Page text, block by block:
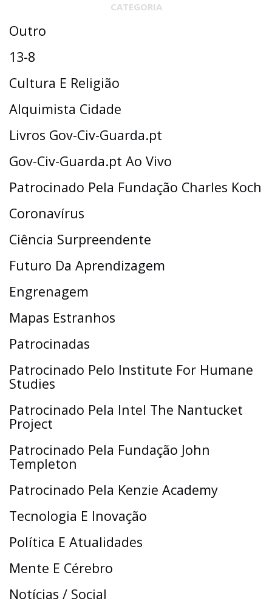
CATEGORIA
Outro
13-8
Cultura E Religião
Alquimista Cidade
Livros Gov-Civ-Guarda.pt
Gov-Civ-Guarda.pt Ao Vivo
Patrocinado Pela Fundação Charles Koch
Coronavírus
Ciência Surpreendente
Futuro Da Aprendizagem
Engrenagem
Mapas Estranhos
Patrocinadas
Patrocinado Pelo Institute For Humane
Studies
Patrocinado Pela Intel The Nantucket
Project
Patrocinado Pela Fundação John
Templeton
Patrocinado Pela Kenzie Academy
Tecnologia E Inovação
Política E Atualidades
Mente E Cérebro
Notícias / Social